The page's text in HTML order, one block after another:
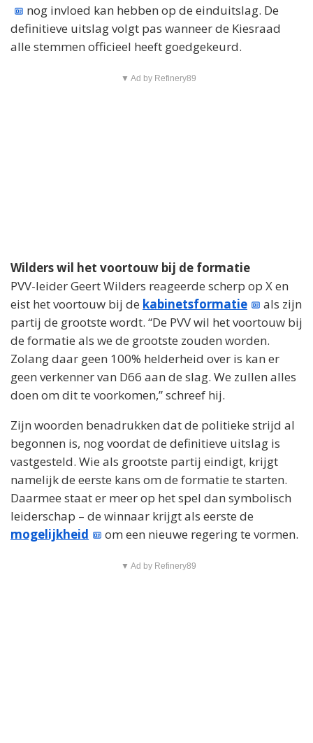
nog invloed kan hebben op de einduitslag. De
definitieve uitslag volgt pas wanneer de Kiesraad
alle stemmen officieel heeft goedgekeurd.
▼ Ad by Refinery89
Wilders wil het voortouw bij de formatie
PVV-leider Geert Wilders reageerde scherp op X en
eist het voortouw bij de kabinetsformatie
als zijn
partij de grootste wordt. “De PVV wil het voortouw bij
de formatie als we de grootste zouden worden.
Zolang daar geen 100% helderheid over is kan er
geen verkenner van D66 aan de slag. We zullen alles
doen om dit te voorkomen,” schreef hij.
Zijn woorden benadrukken dat de politieke strijd al
begonnen is, nog voordat de definitieve uitslag is
vastgesteld. Wie als grootste partij eindigt, krijgt
namelijk de eerste kans om de formatie te starten.
Daarmee staat er meer op het spel dan symbolisch
leiderschap – de winnaar krijgt als eerste de
mogelijkheid
om een nieuwe regering te vormen.
▼ Ad by Refinery89